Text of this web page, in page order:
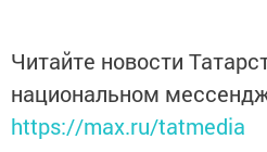
Читайте новости
национальном
https://max.ru/tatmedia